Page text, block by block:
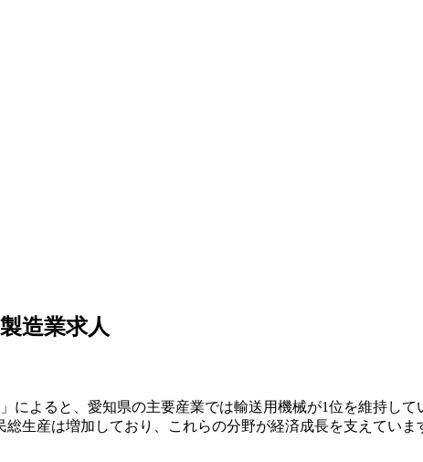
造業求人
によると、愛知県の主要産業では輸送用機械が1位を維持し
生産は増加しており、これらの分野が経済成長を支えてい